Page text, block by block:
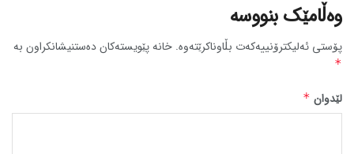
وەڵامێک بنووسە
پۆستی ئەلیکترۆنییەکەت بڵاوناکرێتەوە. خانە پێویستەکان دەستنیشانکراون بە
*
لێدوان *